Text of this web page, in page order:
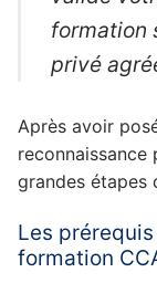
formation
privé
Après avoir
reconnaissance
grandes étapes
Les
formation